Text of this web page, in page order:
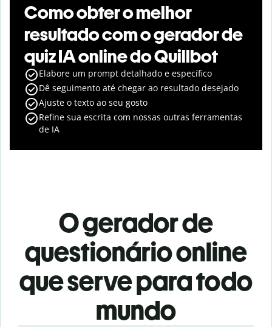
Como obter o melhor
resultado com o gerador de
quiz IA online do Quillbot
Elabore um prompt detalhado e específico
Dê seguimento até chegar ao resultado desejado
Ajuste o texto ao seu gosto
Refine sua escrita com nossas outras ferramentas
de IA
O gerador de
questionário online
que serve para todo
mundo